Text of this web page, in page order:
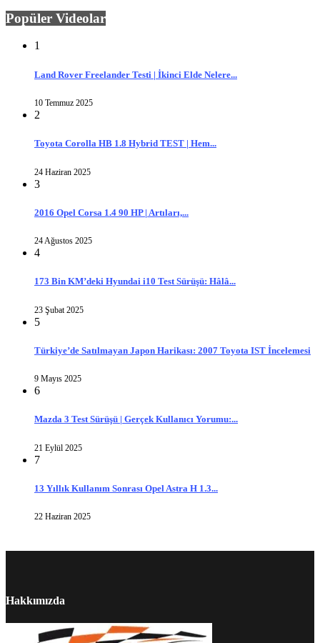
Popüler Videolar
1
Land Rover Freelander Testi | İkinci Elde Nelere...
10 Temmuz 2025
2
Toyota Corolla HB 1.8 Hybrid TEST | Hem...
24 Haziran 2025
3
2016 Opel Corsa 1.4 90 HP | Artıları,...
24 Ağustos 2025
4
173 Bin KM’deki Hyundai i10 Test Sürüşü: Hâlâ...
23 Şubat 2025
5
Türkiye’de Satılmayan Japon Harikası: 2007 Toyota IST İncelemesi
9 Mayıs 2025
6
Mazda 3 Test Sürüşü | Gerçek Kullanıcı Yorumu:...
21 Eylül 2025
7
13 Yıllık Kullanım Sonrası Opel Astra H 1.3...
22 Haziran 2025
Hakkımızda